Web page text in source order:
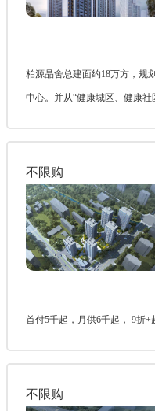
柏源晶舍总建面约18万方，规
中心。并从“健康城区、健康
不限购
首付5千起，月供6千起， 9折+
不限购